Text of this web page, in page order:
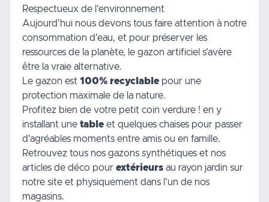
Respectueux de l'environnement
Aujourd'hui nous devons tous faire attention à notre
consommation d'eau, et pour préserver les
ressources de la planète, le gazon artificiel s'avère
être la vraie alternative.
Le gazon est 100% recyclable pour une
protection maximale de la nature.
Profitez bien de votre petit coin verdure ! en y
installant une table et quelques chaises pour passer
d'agréables moments entre amis ou en famille.
Retrouvez tous nos gazons synthétiques et nos
articles de déco pour extérieurs au rayon jardin sur
notre site et physiquement dans l'un de nos
magasins.